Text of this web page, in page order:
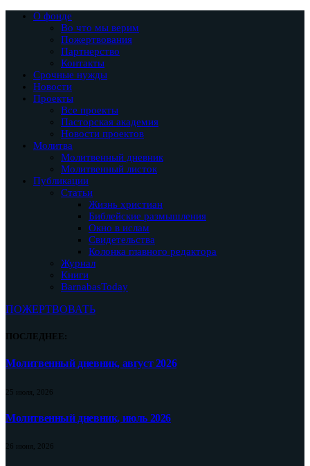
О фонде
Во что мы верим
Пожертвования
Партнерство
Контакты
Срочные нужды
Новости
Проекты
Все проекты
Пасторская академия
Новости проектов
Молитва
Молитвенный дневник
Молитвенный листок
Публикации
Статьи
Жизнь христиан
Библейские размышления
Окно в ислам
Свидетельства
Колонка главного редактора
Журнал
Книги
BarnabasToday
ПОЖЕРТВОВАТЬ
ПОСЛЕДНЕЕ:
Молитвенный дневник, август 2026
25 июля, 2026
Молитвенный дневник, июль 2026
26 июня, 2026